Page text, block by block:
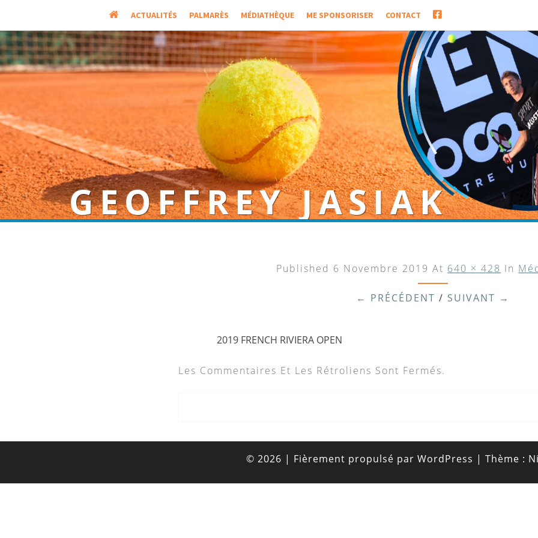
ACCUEILACTUALITÉS PALMARÈS MÉDIATHÈQUE ME SPONSORISER CONTACT FACEBOOK
GEOFFREY JASIAK
Published 6 Novembre 2019 At 640 × 428 In
← PRÉCÉDENT / SUIVANT →
2019 FRENCH RIVIERA OPEN
Les Commentaires Et Les Rétroliens Sont Fermés.
© 2026 | Fièrement propulsé par WordPress | Thème :